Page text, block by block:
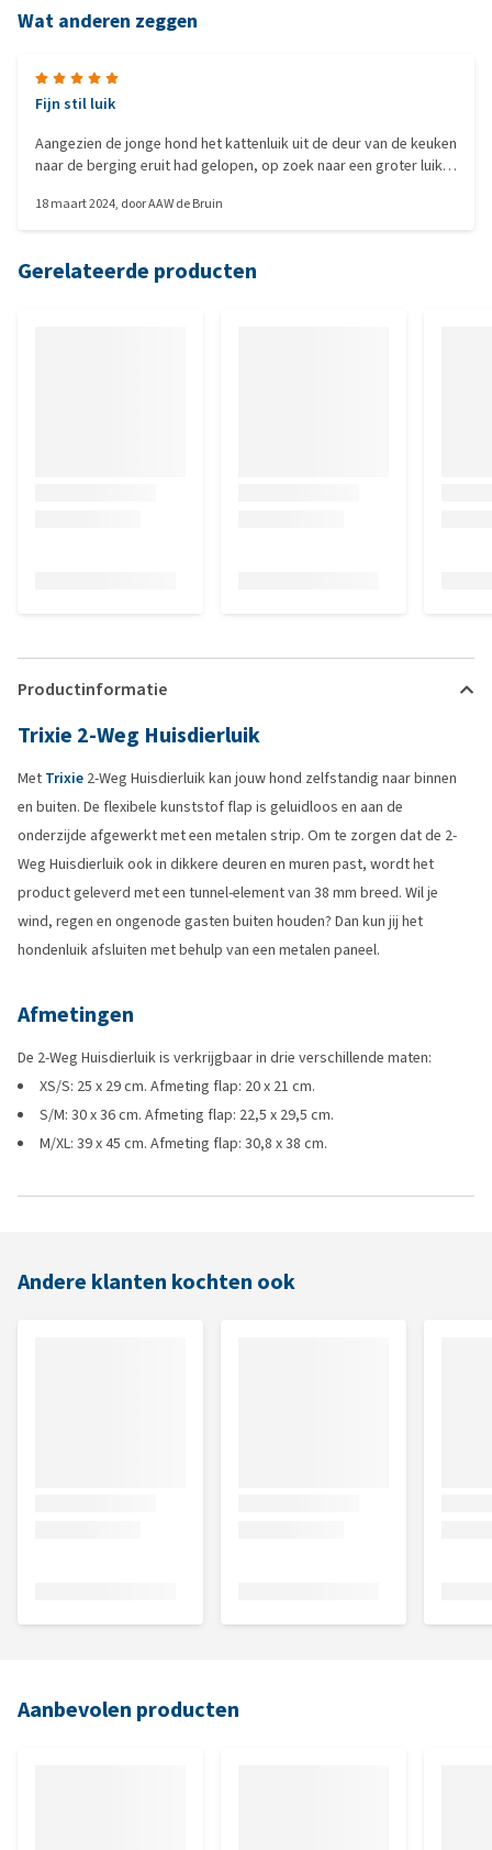
Wat anderen zeggen
Fijn stil luik
Aangezien de jonge hond het kattenluik uit de deur van de keuken
naar de berging eruit had gelopen, op zoek naar een groter luik
luik, dat open waait met wind, en daardoor klapte het
de katten en het is stil. Weet nog niet of het open waait met meer
18 maart 2024, doorAAW de Bruin
Gerelateerde producten
Productinformatie
Trixie 2-Weg Huisdierluik
Met Trixie 2-Weg Huisdierluik kan jouw hond zelfstandig naar binnen
en buiten. De flexibele kunststof flap is geluidloos en aan de
onderzijde afgewerkt met een metalen strip. Om te zorgen dat de 2-
Weg Huisdierluik ook in dikkere deuren en muren past, wordt het
product geleverd met een tunnel-element van 38 mm breed. Wil je
wind, regen en ongenode gasten buiten houden? Dan kun jij het
hondenluik afsluiten met behulp van een metalen paneel.
Afmetingen
De 2-Weg Huisdierluik is verkrijgbaar in drie verschillende maten:
XS/S: 25 x 29 cm. Afmeting flap: 20 x 21 cm.
S/M: 30 x 36 cm. Afmeting flap: 22,5 x 29,5 cm.
M/XL: 39 x 45 cm. Afmeting flap: 30,8 x 38 cm.
Andere klanten kochten ook
Aanbevolen producten